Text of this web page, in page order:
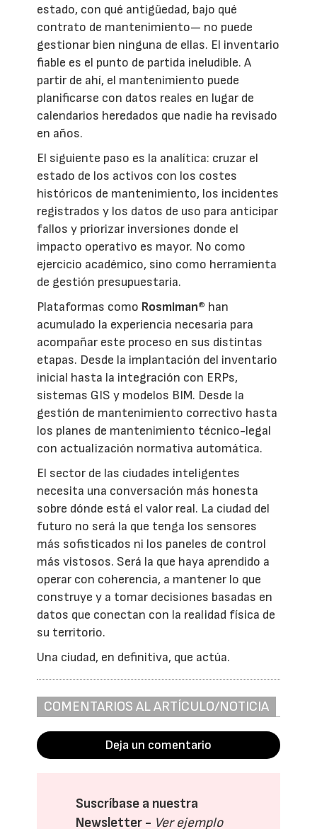
estado, con qué antigüedad, bajo qué
contrato de mantenimiento— no puede
gestionar bien ninguna de ellas. El inventario
fiable es el punto de partida ineludible. A
partir de ahí, el mantenimiento puede
planificarse con datos reales en lugar de
calendarios heredados que nadie ha revisado
en años.
El siguiente paso es la analítica: cruzar el
estado de los activos con los costes
históricos de mantenimiento, los incidentes
registrados y los datos de uso para anticipar
fallos y priorizar inversiones donde el
impacto operativo es mayor. No como
ejercicio académico, sino como herramienta
de gestión presupuestaria.
Plataformas como Rosmiman® han
acumulado la experiencia necesaria para
acompañar este proceso en sus distintas
etapas. Desde la implantación del inventario
inicial hasta la integración con ERPs,
sistemas GIS y modelos BIM. Desde la
gestión de mantenimiento correctivo hasta
los planes de mantenimiento técnico-legal
con actualización normativa automática.
El sector de las ciudades inteligentes
necesita una conversación más honesta
sobre dónde está el valor real. La ciudad del
futuro no será la que tenga los sensores
más sofisticados ni los paneles de control
más vistosos. Será la que haya aprendido a
operar con coherencia, a mantener lo que
construye y a tomar decisiones basadas en
datos que conectan con la realidad física de
su territorio.
Una ciudad, en definitiva, que actúa.
COMENTARIOS AL ARTÍCULO/NOTICIA
Deja un comentario
Suscríbase a nuestra
Newsletter - Ver ejemplo